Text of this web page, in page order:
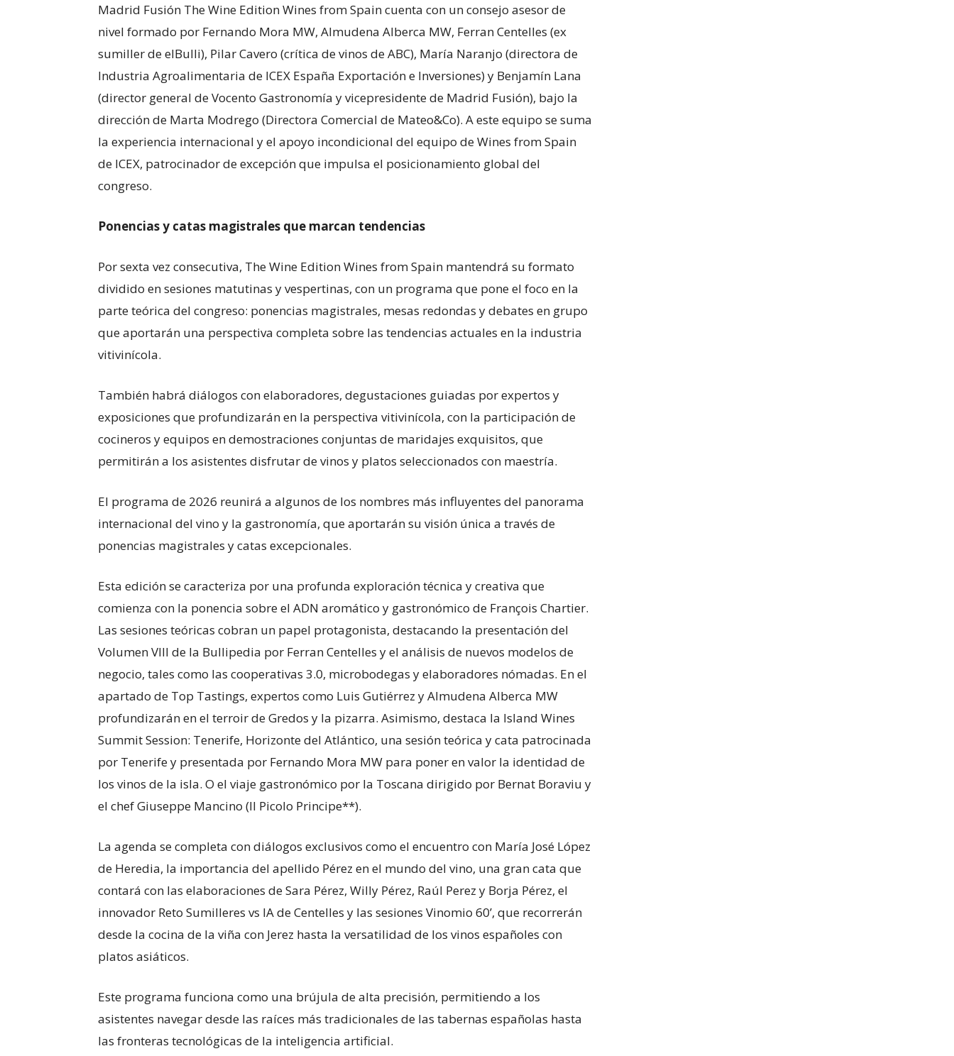
Madrid Fusión The Wine Edition Wines from Spain cuenta con un consejo asesor de
nivel formado por Fernando Mora MW, Almudena Alberca MW, Ferran Centelles (ex
sumiller de elBulli), Pilar Cavero (crítica de vinos de ABC), María Naranjo (directora de
Industria Agroalimentaria de ICEX España Exportación e Inversiones) y Benjamín Lana
(director general de Vocento Gastronomía y vicepresidente de Madrid Fusión), bajo la
dirección de Marta Modrego (Directora Comercial de Mateo&Co). A este equipo se suma
la experiencia internacional y el apoyo incondicional del equipo de Wines from Spain
de ICEX, patrocinador de excepción que impulsa el posicionamiento global del
congreso.
Ponencias y catas magistrales que marcan tendencias
Por sexta vez consecutiva, The Wine Edition Wines from Spain mantendrá su formato
dividido en sesiones matutinas y vespertinas, con un programa que pone el foco en la
parte teórica del congreso: ponencias magistrales, mesas redondas y debates en grupo
que aportarán una perspectiva completa sobre las tendencias actuales en la industria
vitivinícola.
También habrá diálogos con elaboradores, degustaciones guiadas por expertos y
exposiciones que profundizarán en la perspectiva vitivinícola, con la participación de
cocineros y equipos en demostraciones conjuntas de maridajes exquisitos, que
permitirán a los asistentes disfrutar de vinos y platos seleccionados con maestría.
El programa de 2026 reunirá a algunos de los nombres más influyentes del panorama
internacional del vino y la gastronomía, que aportarán su visión única a través de
ponencias magistrales y catas excepcionales.
Esta edición se caracteriza por una profunda exploración técnica y creativa que
comienza con la ponencia sobre el ADN aromático y gastronómico de François Chartier.
Las sesiones teóricas cobran un papel protagonista, destacando la presentación del
Volumen VIII de la Bullipedia por Ferran Centelles y el análisis de nuevos modelos de
negocio, tales como las cooperativas 3.0, microbodegas y elaboradores nómadas. En el
apartado de Top Tastings, expertos como Luis Gutiérrez y Almudena Alberca MW
profundizarán en el terroir de Gredos y la pizarra. Asimismo, destaca la Island Wines
Summit Session: Tenerife, Horizonte del Atlántico, una sesión teórica y cata patrocinada
por Tenerife y presentada por Fernando Mora MW para poner en valor la identidad de
los vinos de la isla. O el viaje gastronómico por la Toscana dirigido por Bernat Boraviu y
el chef Giuseppe Mancino (Il Picolo Principe**).
La agenda se completa con diálogos exclusivos como el encuentro con María José López
de Heredia, la importancia del apellido Pérez en el mundo del vino, una gran cata que
contará con las elaboraciones de Sara Pérez, Willy Pérez, Raúl Perez y Borja Pérez, el
innovador Reto Sumilleres vs IA de Centelles y las sesiones Vinomio 60’, que recorrerán
desde la cocina de la viña con Jerez hasta la versatilidad de los vinos españoles con
platos asiáticos.
Este programa funciona como una brújula de alta precisión, permitiendo a los
asistentes navegar desde las raíces más tradicionales de las tabernas españolas hasta
las fronteras tecnológicas de la inteligencia artificial.